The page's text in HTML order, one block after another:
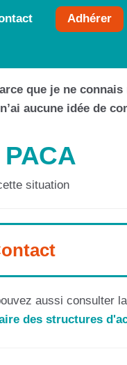
Adhérer
que je ne
aucune idée de
situation
aussi consulter
des structures